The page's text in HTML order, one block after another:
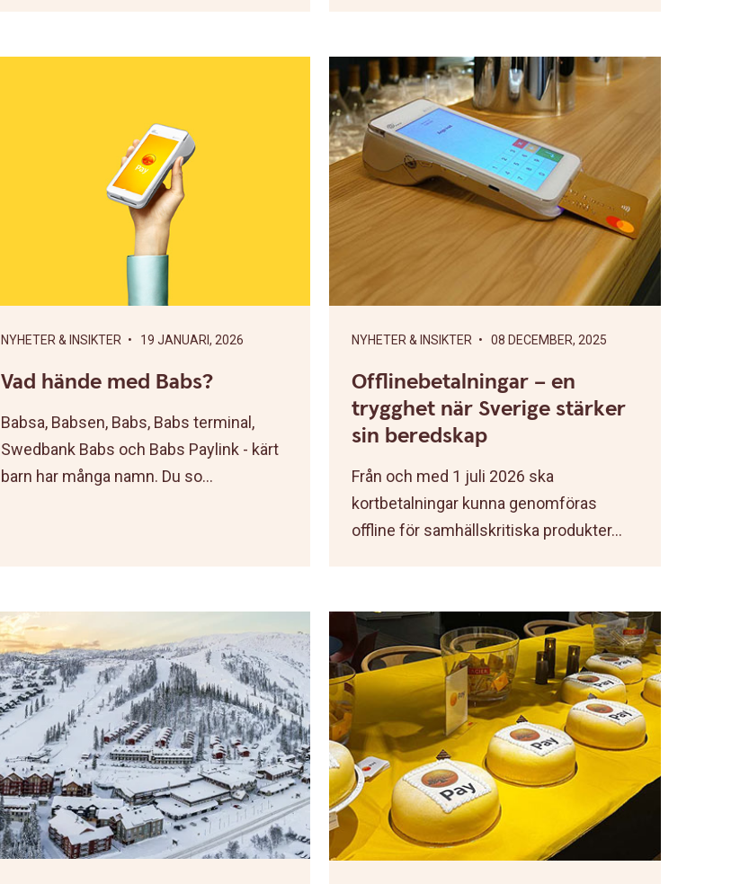
NYHETER & INSIKTER • 19 JANUARI, 2026
Vad hände med Babs?
Babsa, Babsen, Babs, Babs terminal,
Swedbank Babs och Babs Paylink - kärt
barn har många namn. Du so...
NYHETER & INSIKTER • 08 DECEMBER, 2025
Offlinebetalningar – en
trygghet när Sverige stärker
sin beredskap
Från och med 1 juli 2026 ska
kortbetalningar kunna genomföras
offline för samhällskritiska produkter...